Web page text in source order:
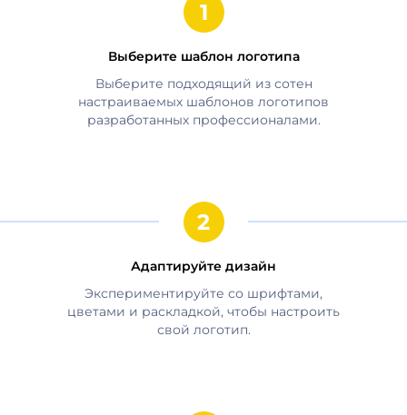
Выберите шаблон логотипа
Выберите подходящий из сотен
настраиваемых шаблонов логотипов
разработанных профессионалами.
Адаптируйте дизайн
Экспериментируйте со шрифтами,
цветами и раскладкой, чтобы настроить
свой логотип.